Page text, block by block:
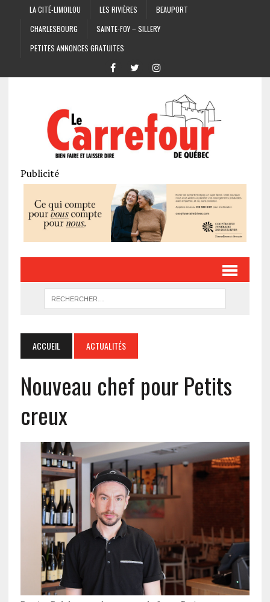
LA CITÉ-LIMOILOU LES RIVIÈRES
BEAUPORT
CHARLESBOURG
SAINTE-FOY – SILLERY
PETITES ANNONCES GRATUITES
Publicité
ACCUEIL ACTUALITÉS
Nouveau chef pour Petits
creux